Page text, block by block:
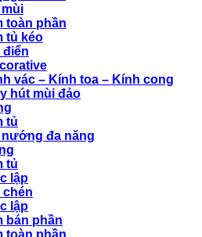
mùi
toàn phần
tủ kéo
điển
vác – Kính toa – Kính cong
hút mùi đảo
tủ
nướng đa năng
tủ
lập
chén
lập
bán phần